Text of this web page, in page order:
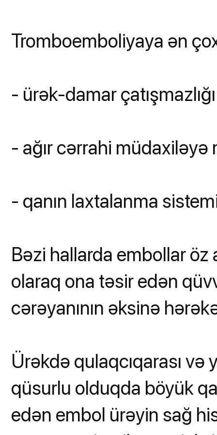
Tromboemboliyaya ən
- ürək-damar
- ağır cərrahi
- qanın laxtalanma
Bəzi hallarda embollar öz
olaraq ona təsir edən
cərəyanının əksinə
Ürəkdə qulaqcıqarası
qüsurlu olduqda böyük
edən embol ürəyin sağ